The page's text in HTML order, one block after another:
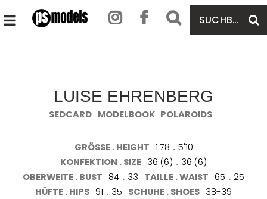
SUCHBEGRIFF
EINGEBEN
HAUPTMENÜ
LUISE EHRENBERG
SEDCARD MODELBOOK POLAROIDS
GRÖSSE . HEIGHT 1.78 . 5'10
KONFEKTION . SIZE 36 (6) . 36 (6)
OBERWEITE . BUST 84 . 33 TAILLE . WAIST 65 . 25
HÜFTE . HIPS 91 . 35 SCHUHE . SHOES 38-39